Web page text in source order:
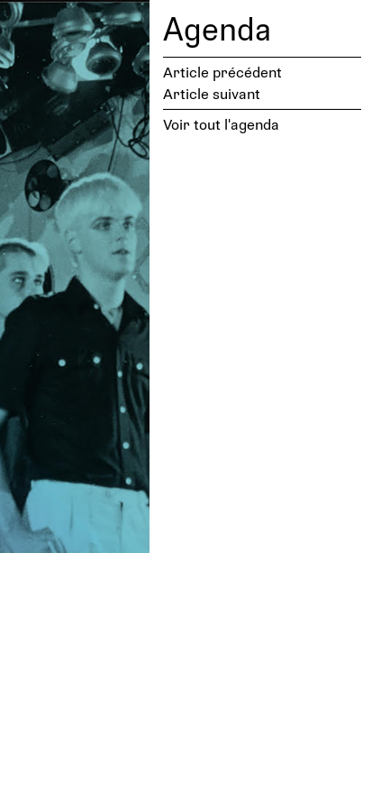
Agenda
Article précédent
Article suivant
Voir tout l'agenda